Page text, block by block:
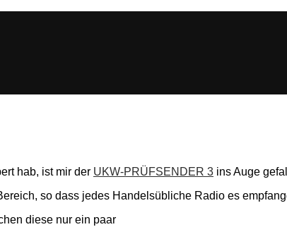
hab, ist mir der UKW-PRÜFSENDER 3 ins Auge
so dass jedes Handelsübliche Radio es
diese nur ein paar